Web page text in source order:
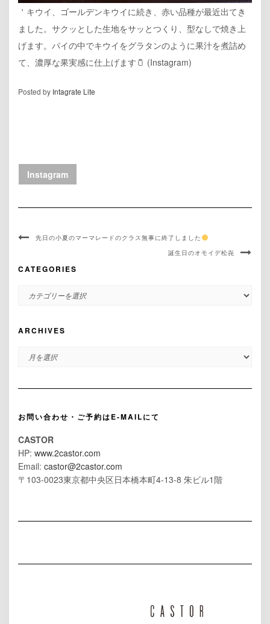
＇キウイ、ゴールデンキウイに続き、赤い品種が最近出てき
ました。サクッとした生地をサッとつくり、型なしで焼き上
げます。パイの中でキウイをグラタンのように果汁を煮詰め
て、濃厚な果実感に仕上げます🫙 (Instagram)
Posted by Intagrate Lite
Instagram
先日の小夏のマーマレードのクラス無事に終了しました
誕生日のオモイデ松㐂
CATEGORIES
CATEGORIES
ARCHIVES
ARCHIVES
お問い合わせ・ご予約はE-MAILにて
CASTOR
HP: www.2castor.com
Email: castor@2castor.com
〒103-0023東京都中央区日本橋本町4-13-8 朱ビル1階